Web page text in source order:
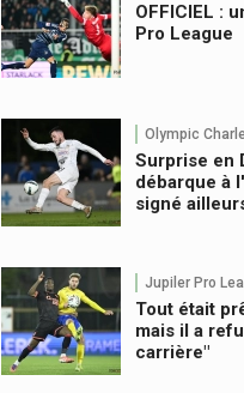
OFFICIEL :
Pro League
Olympic
Surprise en
débarque à
signé
Jupiler Pro
Tout était
mais il a
carrière"